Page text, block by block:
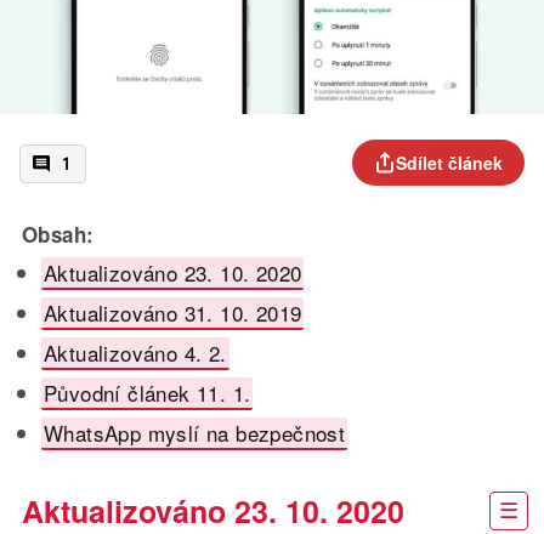
1 Sdílet článek
Obsah:
Aktualizováno 23. 10. 2020
Aktualizováno 31. 10. 2019
Aktualizováno 4. 2.
Původní článek 11. 1.
WhatsApp myslí na bezpečnost
Aktualizováno 23. 10. 2020